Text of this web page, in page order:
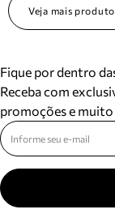
Veja mais
Fique por dentro
Receba com
promoções e muito